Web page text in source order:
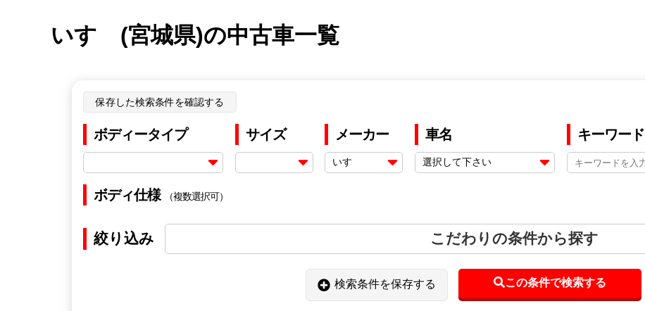
いすゞ(宮城県)の中古車一覧
保存した検索条件を確認する
ボディータイプ サイズ メーカー 車名 キーワード
ボディ仕様 （複数選択可）
絞り込み こだわりの条件から探す
検索条件を保存する この条件で検索する